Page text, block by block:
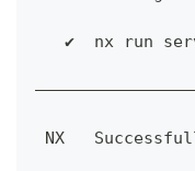
✔  nx run
NX